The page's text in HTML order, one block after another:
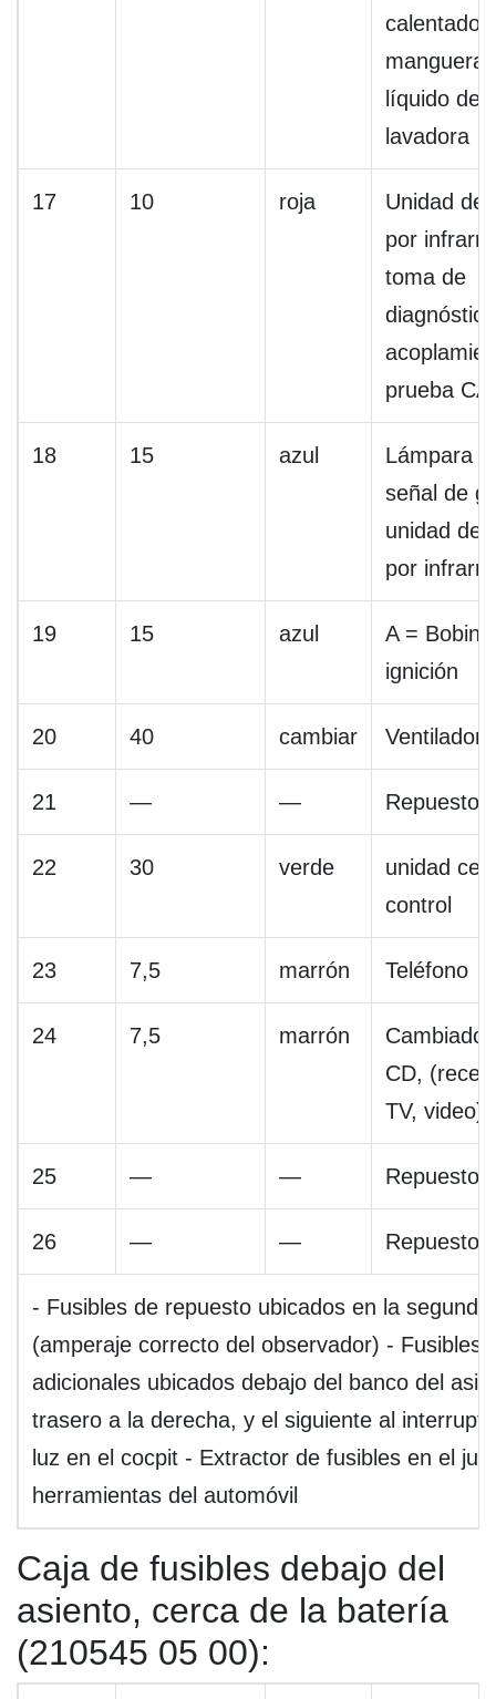
calentador
manguera
líquido de
lavadora
17 10 roja
Unidad de
por
toma de
prueba
18 15 azul
Lámpara
señal de
unidad de
por
19 15 azul
A =
ignición
20 40 cambiar Ventilador
21 — — Repuesto
22 30 verde
unidad
control
23 7,5 marrón Teléfono
24 7,5 marrón
CD,
TV, video)
25 — — Repuesto
26 — — Repuesto
- Fusibles de repuesto ubicados en la segunda
(amperaje correcto del observador) - Fusibles
adicionales ubicados debajo del banco del
trasero a la derecha, y el siguiente al
luz en el cocpit - Extractor de fusibles en el
herramientas del automóvil
Caja de fusibles debajo del
asiento, cerca de la batería
(210545 05 00):